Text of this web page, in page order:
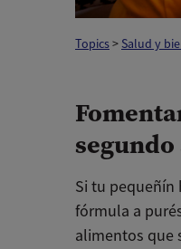
Topics> Salud y
segundo
Si tu pequeñín
fórmula a
alimentos que